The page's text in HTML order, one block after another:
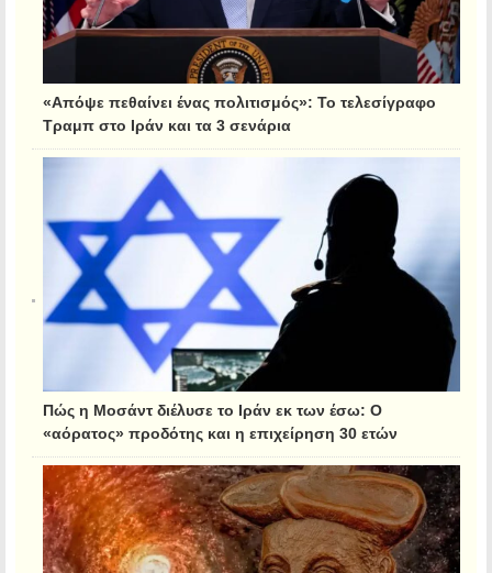
«Απόψε πεθαίνει ένας πολιτισμός»: Το τελεσίγραφο
Τραμπ στο Ιράν και τα 3 σενάρια
Πώς η Μοσάντ διέλυσε το Ιράν εκ των έσω: Ο
«αόρατος» προδότης και η επιχείρηση 30 ετών